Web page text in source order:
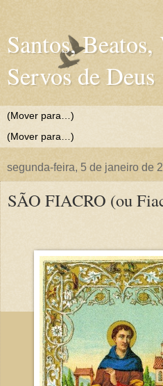
Santos, Beatos,
Servos de Deus
segunda-feira, 5 de janeiro de
SÃO FIACRO (ou